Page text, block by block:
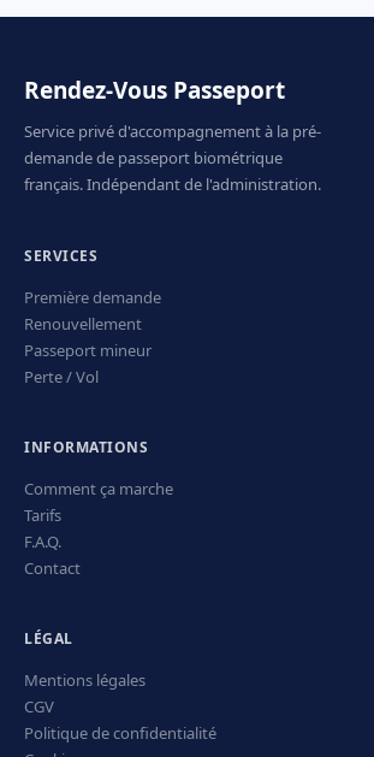
Rendez-Vous Passeport
Service privé d'accompagnement à la pré-
demande de passeport biométrique
français. Indépendant de l'administration.
SERVICES
Première demande
Renouvellement
Passeport mineur
Perte / Vol
INFORMATIONS
Comment ça marche
Tarifs
F.A.Q.
Contact
LÉGAL
Mentions légales
CGV
Politique de confidentialité